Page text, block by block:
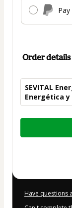
Order details
SEVITAL
Energética
Total
$1,704.00
Have questions